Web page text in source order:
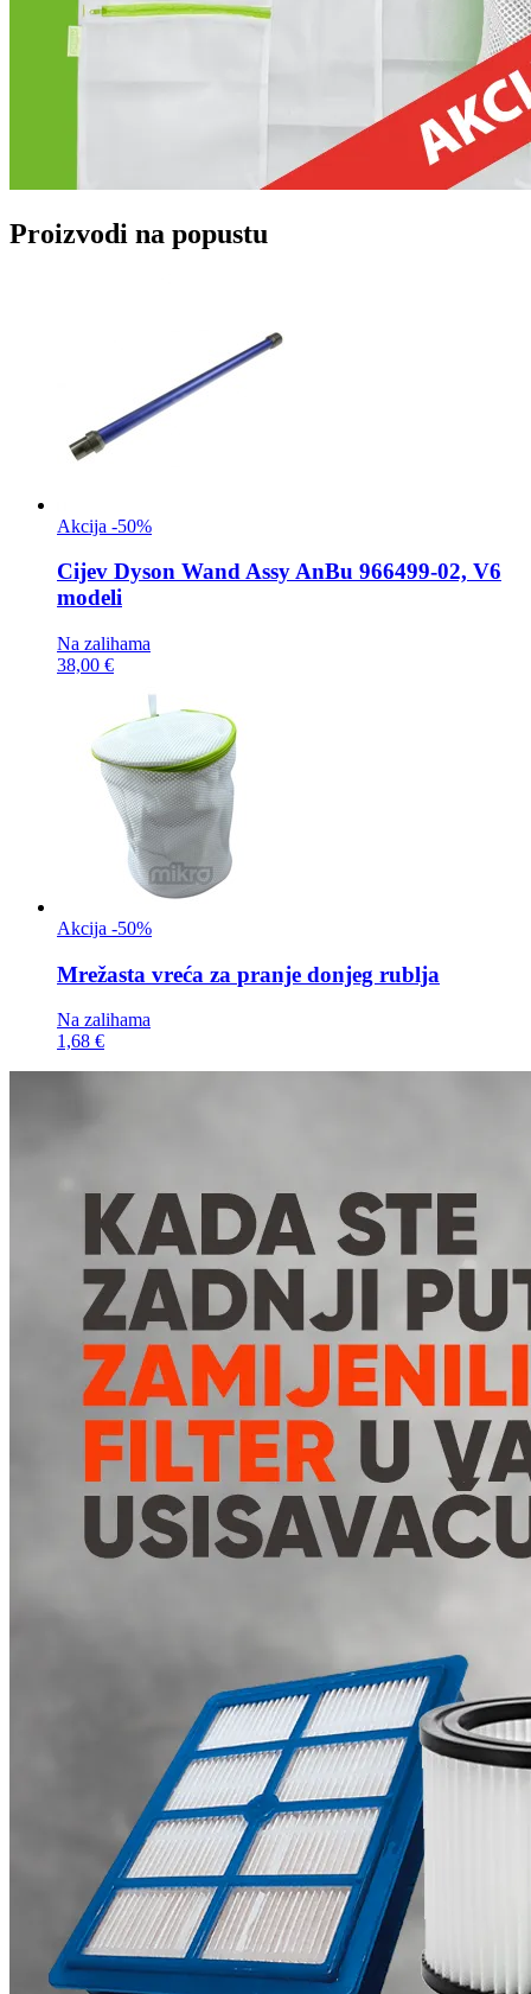
Proizvodi na popustu
Akcija -50%
Cijev Dyson Wand Assy AnBu 966499-02, V6
modeli
Na zalihama
38,00 €
Akcija -50%
Mrežasta vreća za pranje donjeg rublja
Na zalihama
1,68 €